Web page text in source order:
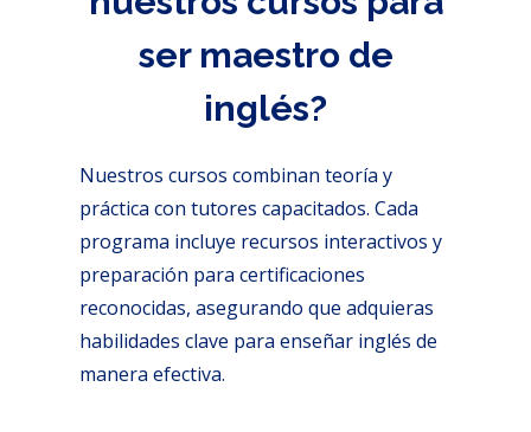
ser maestro de
inglés?
Nuestros cursos combinan teoría y
práctica con tutores capacitados. Cada
programa incluye recursos interactivos y
preparación para certificaciones
reconocidas, asegurando que adquieras
habilidades clave para enseñar inglés de
manera efectiva.